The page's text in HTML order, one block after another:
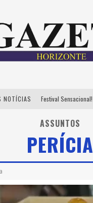
NOTÍCIAS
ASSUNTOS
PERÍCIA